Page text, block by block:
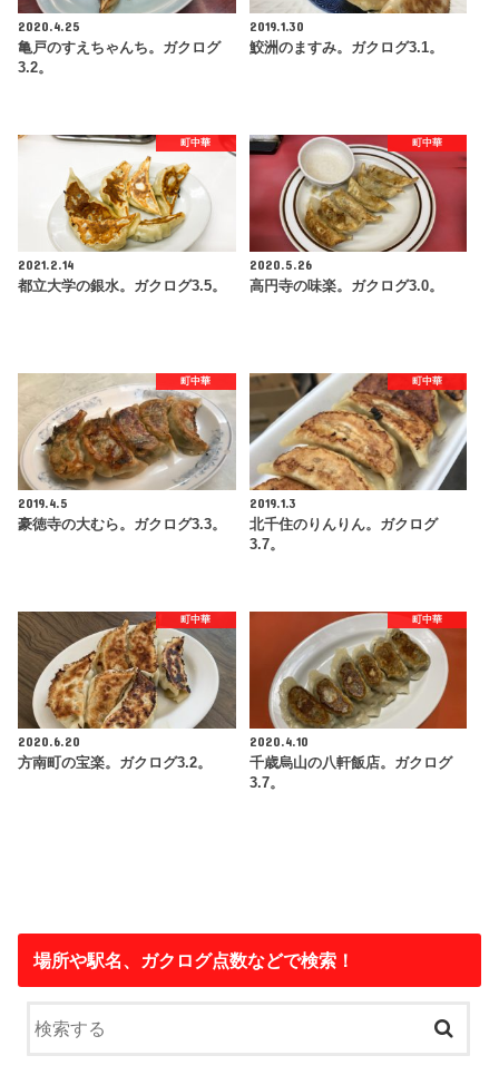
2020.4.25
亀戸のすえちゃんち。ガクログ
3.2。
2019.1.30
鮫洲のますみ。ガクログ3.1。
町中華
2021.2.14
都立大学の銀水。ガクログ3.5。
町中華
2020.5.26
高円寺の味楽。ガクログ3.0。
町中華
2019.4.5
豪徳寺の大むら。ガクログ3.3。
町中華
2019.1.3
北千住のりんりん。ガクログ
3.7。
町中華
2020.6.20
方南町の宝楽。ガクログ3.2。
町中華
2020.4.10
千歳烏山の八軒飯店。ガクログ
3.7。
場所や駅名、ガクログ点数などで検索！